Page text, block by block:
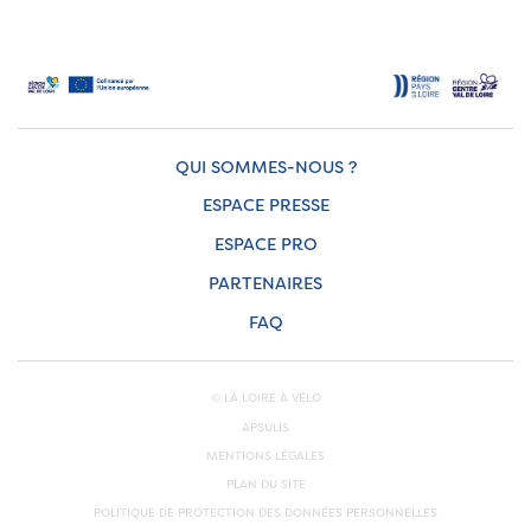
QUI SOMMES-NOUS ?
ESPACE PRESSE
ESPACE PRO
PARTENAIRES
FAQ
© LA LOIRE À VÉLO
APSULIS
MENTIONS LÉGALES
PLAN DU SITE
POLITIQUE DE PROTECTION DES DONNÉES PERSONNELLES